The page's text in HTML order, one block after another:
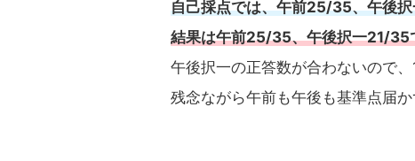
自己採点では、午前25/35、午後
結果は午前25/35、午後択一21/35
午後択一の正答数が合わないので
残念ながら午前も午後も基準点届か